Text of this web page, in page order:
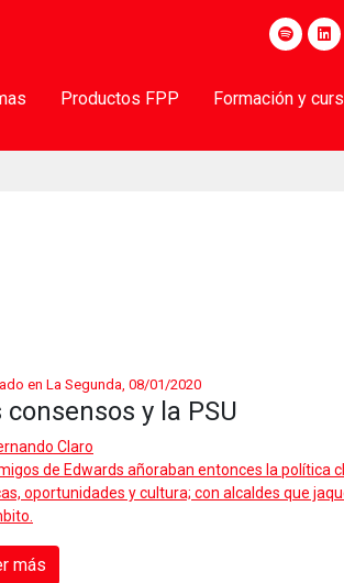
Productos FPP Formación y
en La Segunda, 08/01/2020
consensos y la PSU
Claro
de Edwards añoraban entonces la
oportunidades y cultura; con alcaldes que
más